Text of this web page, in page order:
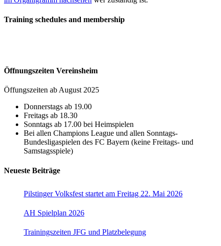
Training schedules and membership
Öffnungszeiten Vereinsheim
Öffungszeiten ab August 2025
Donnerstags ab 19.00
Freitags ab 18.30
Sonntags ab 17.00 bei Heimspielen
Bei allen Champions League und allen Sonntags-
Bundesligaspielen des FC Bayern (keine Freitags- und
Samstagsspiele)
Neueste Beiträge
Pilstinger Volksfest startet am Freitag 22. Mai 2026
AH Spielplan 2026
Trainingszeiten JFG und Platzbelegung